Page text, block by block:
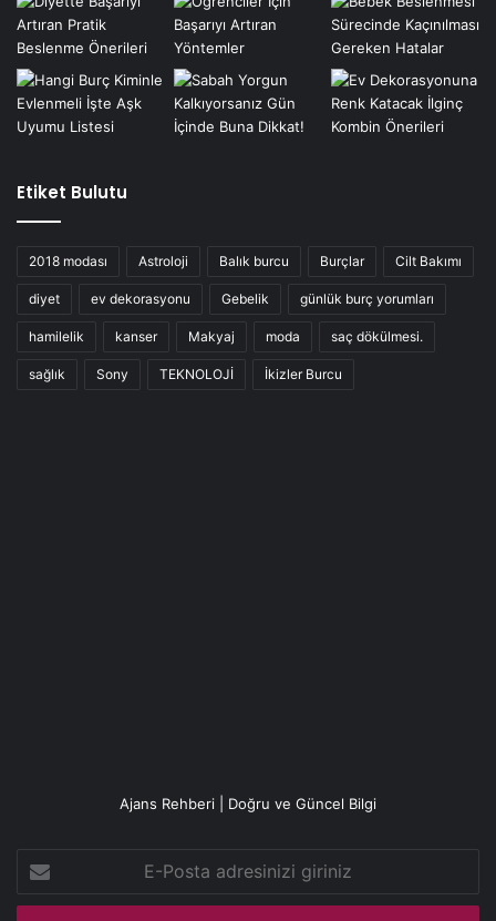
Etiket Bulutu
2018 modası Astroloji Balık burcu Burçlar Cilt Bakımı
diyet ev dekorasyonu Gebelik günlük burç yorumları
hamilelik kanser Makyaj moda saç dökülmesi.
sağlık Sony TEKNOLOJİ İkizler Burcu
Ajans Rehberi | Doğru ve Güncel Bilgi
Posta
adresinizi